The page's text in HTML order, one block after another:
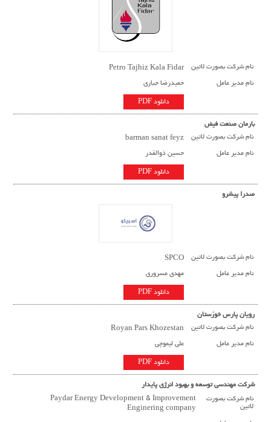
نام شرکت بصورت لاتین
Petro Tajhiz Kala Fidar
نام مدیر عامل
حمیدرضا جباری
دانلود PDF
بارمان صنعت فیض
نام شرکت بصورت لاتین
barman sanat feyz
نام مدیر عامل
حسین ذوالقدر
دانلود PDF
صدرا پیشرو
نام شرکت بصورت لاتین
SPCO
نام مدیر عامل
مهدی مسروری
دانلود PDF
رويان پارس خوزستان
نام شرکت بصورت لاتین
Royan Pars Khozestan
نام مدیر عامل
علی ليموچی
دانلود PDF
شرکت مهندسی توسعه و بهبود انرژی پایدار
نام شرکت بصورت
لاتین
Paydar Energy Development & Improvement
Enginering company